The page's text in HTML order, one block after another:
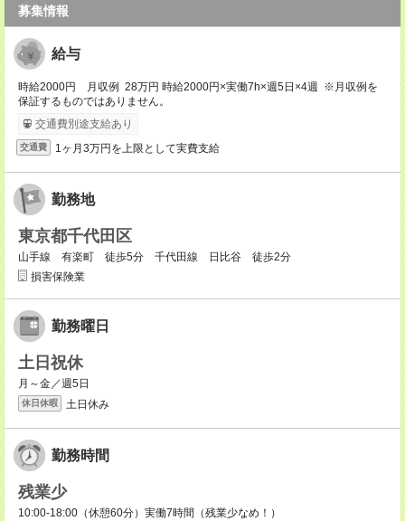
募集情報
給与
時給2000円 月収例 28万円 時給2000円×実働7h×週5日×4週 ※月収例を
保証するものではありません。
交通費別途支給あり
交通費 1ヶ月3万円を上限として実費支給
勤務地
東京都千代田区
山手線 有楽町 徒歩5分 千代田線 日比谷 徒歩2分
損害保険業
勤務曜日
土日祝休
月～金／週5日
休日休暇 土日休み
勤務時間
残業少
10:00-18:00（休憩60分）実働7時間（残業少なめ！）